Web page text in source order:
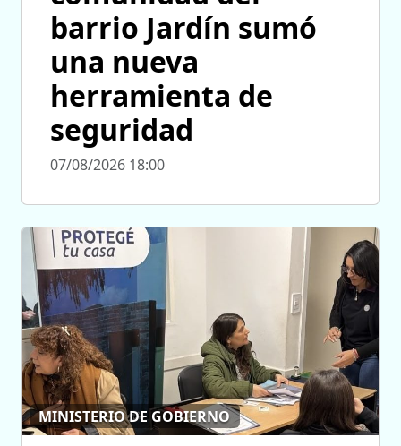
barrio Jardín sumó
una nueva
herramienta de
seguridad
07/08/2026 18:00
MINISTERIO DE GOBIERNO